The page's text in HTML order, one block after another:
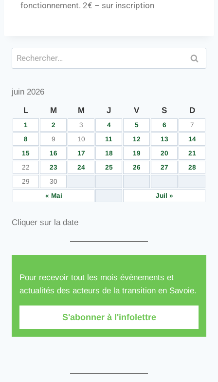
fonctionnement. 2€ – sur inscription
juin 2026
L M M J V S D
1 2 3 4 5 6
7
8
9 10 11 12 13
14
15
16 17 18 19 20
21
22
23 24 25 26 27
28
29
30
« Mai
Juil »
Cliquer sur la date
Pour recevoir tout les mois évènements et
actualités des acteurs de la transition en Savoie.
S'abonner à l'infolettre